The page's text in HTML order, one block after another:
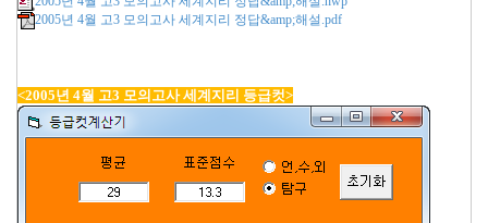
2005년 4월 고3 모의고사 세계지리 정답&amp;해설.pdf
<2005년 4월 고3 모의고사 세계지리 등급컷>